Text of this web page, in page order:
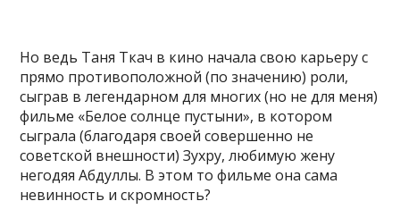
Но ведь Таня Ткач в кино начала свою карьеру с
прямо противоположной (по значению) роли,
сыграв в легендарном для многих (но не для меня)
фильме «Белое солнце пустыни», в котором
сыграла (благодаря своей совершенно не
советской внешности) Зухру, любимую жену
негодяя Абдуллы. В этом то фильме она сама
невинность и скромность?